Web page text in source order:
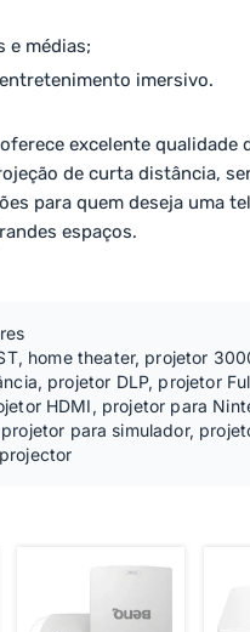
e médias;
imersivo.
oferece excelente qualidade
de curta distância,
para quem deseja uma
espaços.
, home theater, projetor
, projetor DLP, projetor
HDMI , projetor para
projetor para simulador,